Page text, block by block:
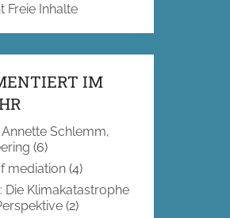
Freie Inhalte
IM
Schlemm,
(6)
mediation (4)
Die Klimakatastrophe
(2)